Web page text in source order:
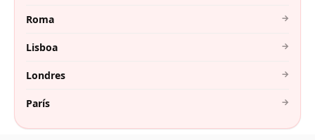
Roma →
Lisboa →
Londres →
París →